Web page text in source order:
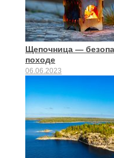
Щепочница —
походе
06.06.2023